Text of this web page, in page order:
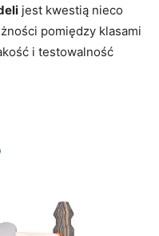
jest kwestią nieco
pomiędzy klasami
i testowalność